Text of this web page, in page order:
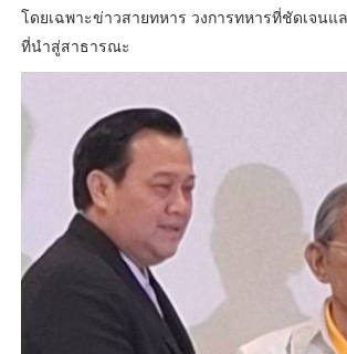
โดยเฉพาะข่าวสายทหาร วงการทหารที่ชัดเจน
ที่นำสู่สาธารณะ